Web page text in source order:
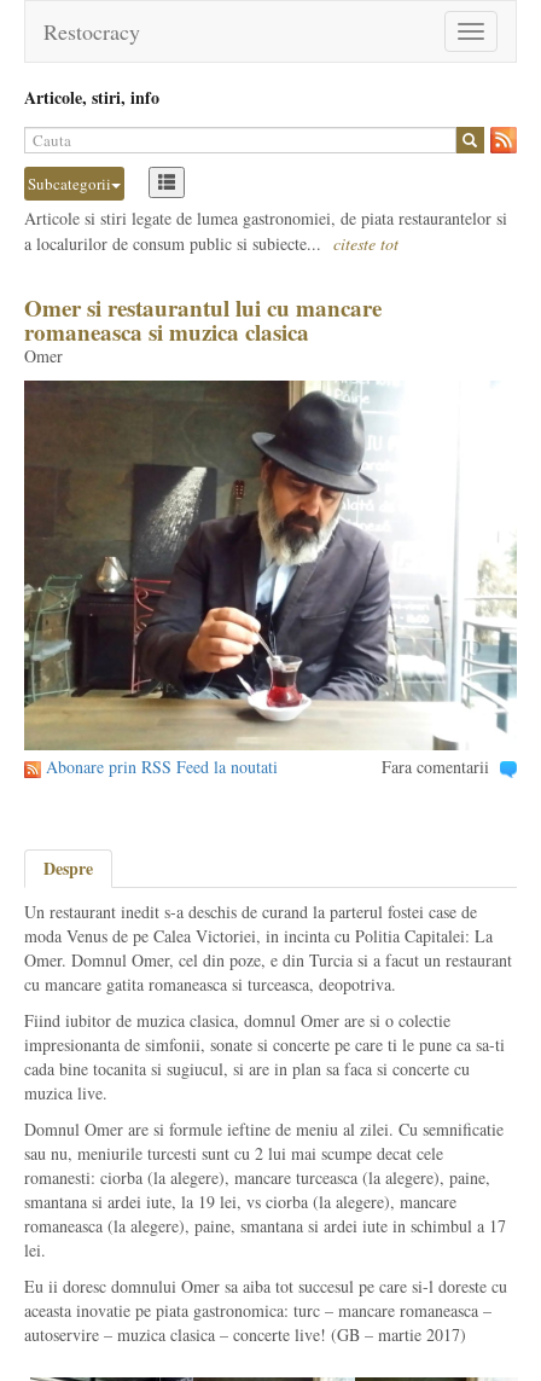
Toggle
navigation
Restocracy
Articole, stiri, info
Subcategorii
Articole si stiri legate de lumea gastronomiei, de piata restaurantelor si
a localurilor de consum public si subiecte... citeste tot
Omer si restaurantul lui cu mancare
romaneasca si muzica clasica
Omer
Abonare prin RSS Feed la noutati Fara comentarii
Despre
Un restaurant inedit s-a deschis de curand la parterul fostei case de
moda Venus de pe Calea Victoriei, in incinta cu Politia Capitalei: La
Omer. Domnul Omer, cel din poze, e din Turcia si a facut un restaurant
cu mancare gatita romaneasca si turceasca, deopotriva.
Fiind iubitor de muzica clasica, domnul Omer are si o colectie
impresionanta de simfonii, sonate si concerte pe care ti le pune ca sa-ti
cada bine tocanita si sugiucul, si are in plan sa faca si concerte cu
muzica live.
Domnul Omer are si formule ieftine de meniu al zilei. Cu semnificatie
sau nu, meniurile turcesti sunt cu 2 lui mai scumpe decat cele
romanesti: ciorba (la alegere), mancare turceasca (la alegere), paine,
smantana si ardei iute, la 19 lei, vs ciorba (la alegere), mancare
romaneasca (la alegere), paine, smantana si ardei iute in schimbul a 17
lei.
Eu ii doresc domnului Omer sa aiba tot succesul pe care si-l doreste cu
aceasta inovatie pe piata gastronomica: turc – mancare romaneasca –
autoservire – muzica clasica – concerte live! (GB – martie 2017)